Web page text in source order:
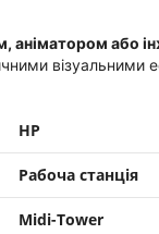
аніматором або
візуальними
HP
Рабоча станція
Midi-Tower